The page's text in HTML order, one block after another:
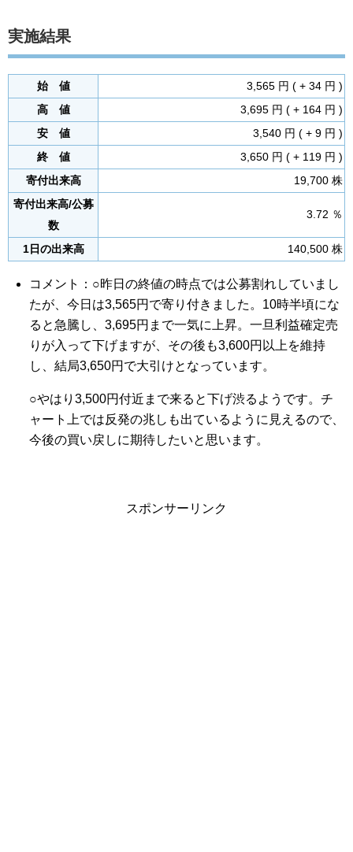
実施結果
始 値
3,565 円 ( + 34 円 )
高 値
3,695 円 ( + 164 円 )
安 値
3,540 円 ( + 9 円 )
終 値
3,650 円 ( + 119 円 )
寄付出来高
19,700 株
寄付出来高/公募
数
3.72 ％
1日の出来高 140,500 株
コメント：○昨日の終値の時点では公募割れしていまし
たが、今日は3,565円で寄り付きました。10時半頃にな
ると急騰し、3,695円まで一気に上昇。一旦利益確定売
りが入って下げますが、その後も3,600円以上を維持
し、結局3,650円で大引けとなっています。
○やはり3,500円付近まで来ると下げ渋るようです。チ
ャート上では反発の兆しも出ているように見えるので、
今後の買い戻しに期待したいと思います。
スポンサーリンク